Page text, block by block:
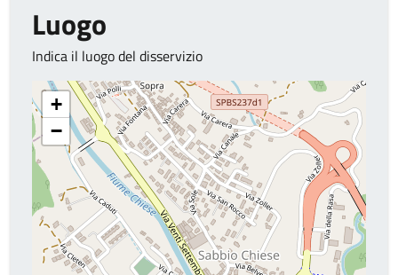
Luogo
Indica il luogo del disservizio
+
−